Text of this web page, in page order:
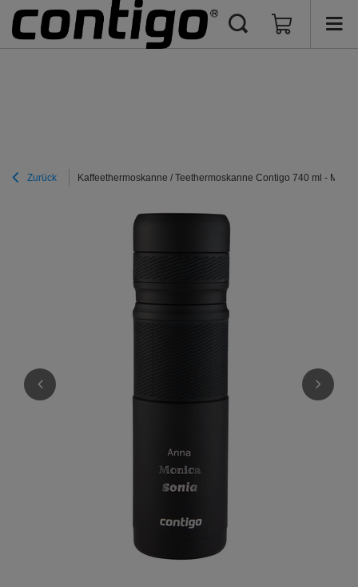
Zurück Kaffeethermoskanne / Teethermoskanne Contigo 740 ml - Matt